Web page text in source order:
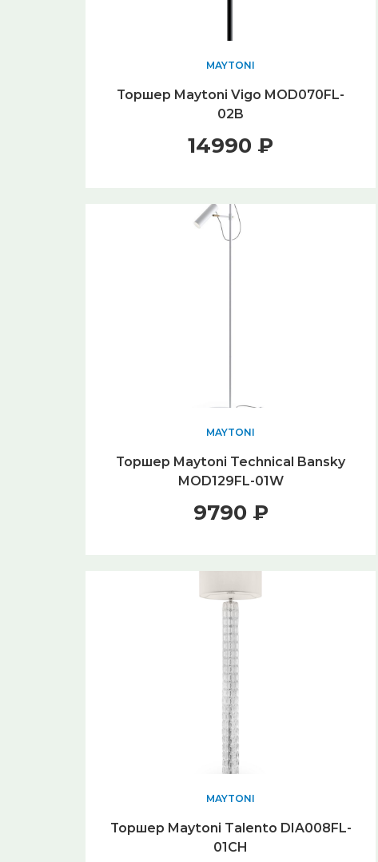
MAYTONI
Торшер Maytoni Vigo MOD070FL-
02B
14990 ₽
MAYTONI
Торшер Maytoni Technical Bansky
MOD129FL-01W
9790 ₽
MAYTONI
Торшер Maytoni Talento DIA008FL-
01CH